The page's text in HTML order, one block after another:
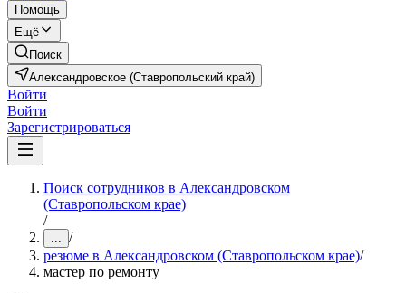
Помощь
Ещё
Поиск
Александровское (Ставропольский край)
Войти
Войти
Зарегистрироваться
Поиск сотрудников в Александровском
(Ставропольском крае)
/
... /
резюме в Александровском (Ставропольском крае)/
мастер по ремонту